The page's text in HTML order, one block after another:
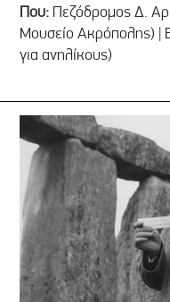
Που: Πεζόδρομος Δ.
Μουσείο Ακρόπολης) |
για ανηλίκους)